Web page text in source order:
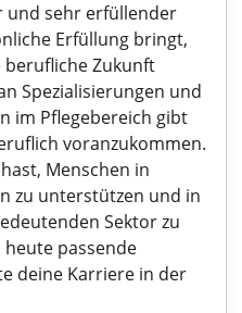
und sehr erfüllender
Erfüllung bringt,
Zukunft
Spezialisierungen und
im Pflegebereich gibt
voranzukommen.
Menschen in
zu unterstützen und in
Sektor zu
passende
deine Karriere in der